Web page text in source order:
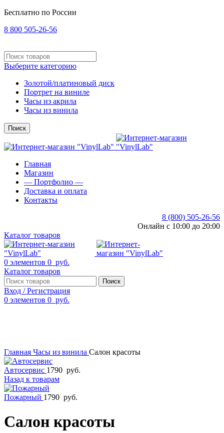
Бесплатно по России
8 800 505-26-56
Выберите категорию
Золотой/платиновый диск
Портрет на виниле
Часы из акрила
Часы из винила
Поиск
Главная
Магазин
— Портфолио —
Доставка и оплата
Контакты
8 (800) 505-26-56
Онлайн с 10:00 до 20:00
Каталог товаров
0 элементов 0 руб.
Каталог товаров
Поиск
Вход / Регистрация
0 элементов 0 руб.
Главная Часы из винила Салон красоты
Автосервис 1790 руб.
Назад к товарам
Пожарный 1790 руб.
Салон красоты